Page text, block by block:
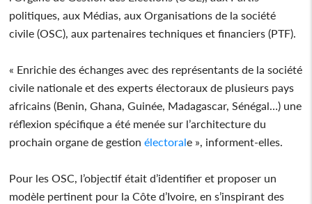
politiques, aux Médias, aux Organisations de la société
civile (OSC), aux partenaires techniques et financiers (PTF).
« Enrichie des échanges avec des représentants de la société
civile nationale et des experts électoraux de plusieurs pays
africains (Benin, Ghana, Guinée, Madagascar, Sénégal…) une
réflexion spécifique a été menée sur l’architecture du
prochain organe de gestionélectorale », informent-elles.
Pour les OSC, l’objectif était d’identifier et proposer un
modèle pertinent pour la Côte d’Ivoire, en s’inspirant des